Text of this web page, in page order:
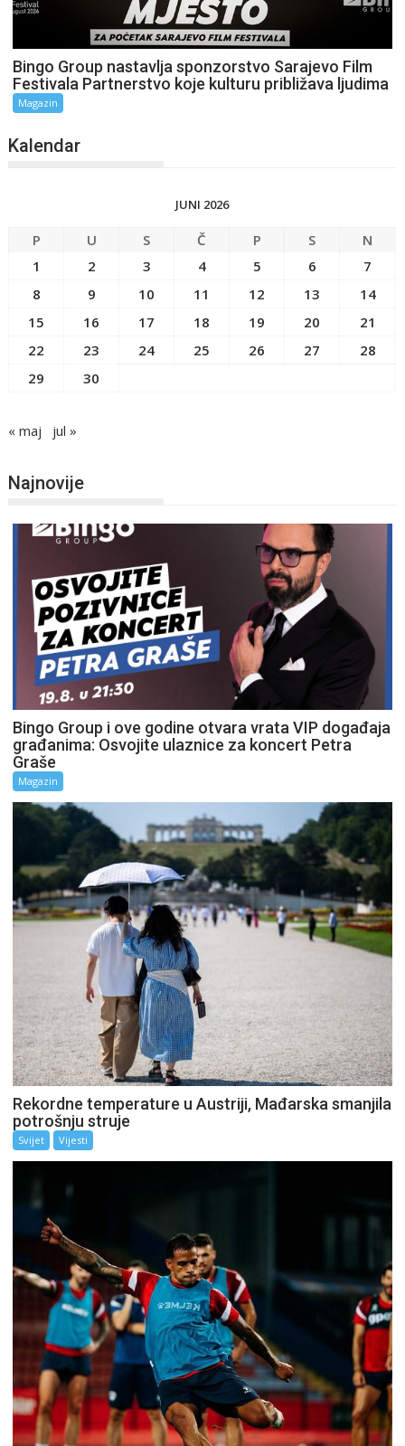
Bingo Group nastavlja sponzorstvo Sarajevo Film
Festivala Partnerstvo koje kulturu približava ljudima
Magazin
Kalendar
JUNI 2026
P U S Č P S
N
1
2 3 4 5 6
7
8
9 10 11 12 13
14
15
16 17 18 19 20
21
22
23 24 25 26 27
28
29
30
« maj jul »
Najnovije
Bingo Group i ove godine otvara vrata VIP događaja
građanima: Osvojite ulaznice za koncert Petra
Graše
Magazin
Rekordne temperature u Austriji, Mađarska smanjila
potrošnju struje
Svijet Vijesti